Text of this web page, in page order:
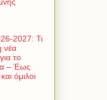
2027: Τι
νέα
το
– Έως
όμιλοι